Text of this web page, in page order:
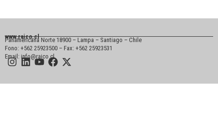
www.raico.cl
Panamericana Norte 18900 – Lampa – Santiago – Chile
Fono: +562 25923500 – Fax: +562 25923531
Email: info@raico.cl